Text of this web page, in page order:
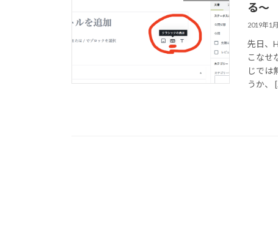
る〜
2019年1
先日、
こなせ
じでは
うか、